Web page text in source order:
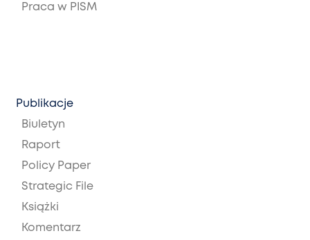
Praca w PISM
Publikacje
Biuletyn
Raport
Policy Paper
Strategic File
Książki
Komentarz